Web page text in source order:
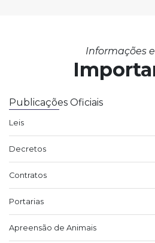
Informações
Publicações Oficiais
Leis
Decretos
Contratos
Portarias
Apreensão de Animais